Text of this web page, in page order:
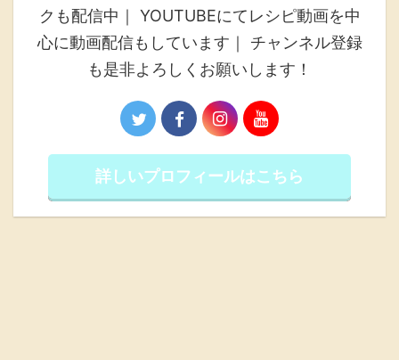
クも配信中｜ YOUTUBEにてレシピ動画を中
心に動画配信もしています｜ チャンネル登録
も是非よろしくお願いします！
詳しいプロフィールはこちら